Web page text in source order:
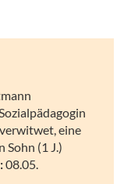
verwitwet, eine
Sohn (1 J.)
08.05.